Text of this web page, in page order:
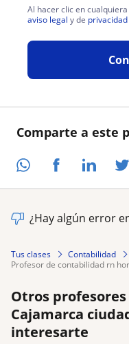
Comparte a este
Al hacer clic en
aviso legal y de privacidad
¿Hay algún error
Tus clases Contabilidad
profesor de contabilidad rn
Otros
Cajamarca
interesarte